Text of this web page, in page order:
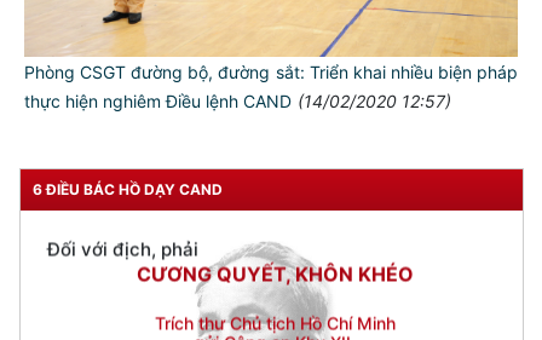
Phòng CSGT đường bộ, đường sắt: Triển khai nhiều biện pháp
thực hiện nghiêm Điều lệnh CAND (14/02/2020 12:57)
6 ĐIỀU BÁC HỒ DẠY CAND
Đối với nhân dân, phải
KÍNH TRỌNG LỄ PHÉP
Đối với công việc, phải
Đối với địch, phải
CƯƠNG QUYẾT, KHÔN KHÉO
Trích thư Chủ tịch Hồ Chí Minh
gửi Công an Khu XII,
ngày 11 tháng 3 năm 1948.